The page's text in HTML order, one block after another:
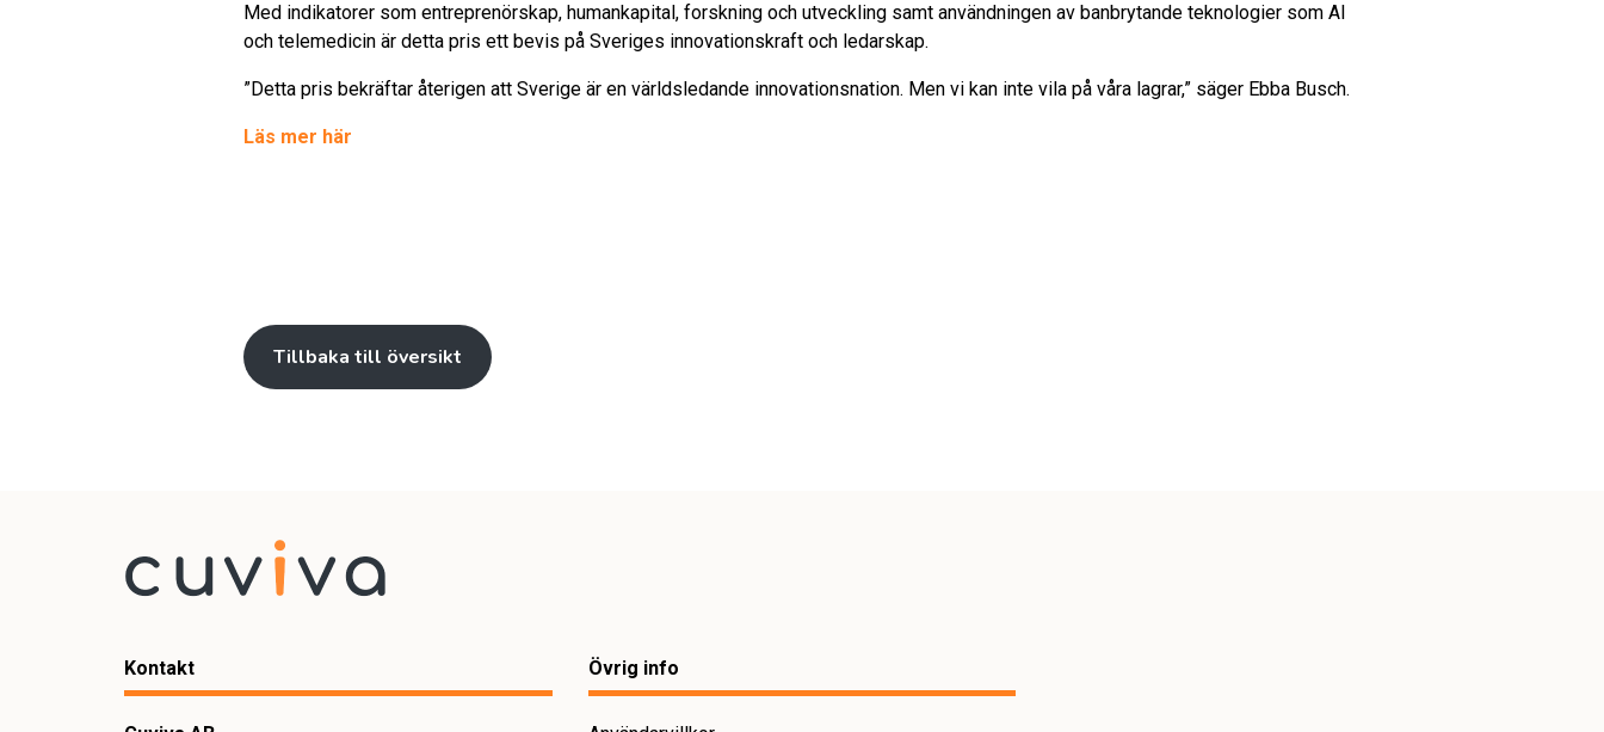
Med indikatorer som entreprenörskap, humankapital, forskning och utveckling samt användningen av banbrytande teknologier som AI
och telemedicin är detta pris ett bevis på Sveriges innovationskraft och ledarskap.
”Detta pris bekräftar återigen att Sverige är en världsledande innovationsnation. Men vi kan inte vila på våra lagrar,” säger Ebba Busch.
Läs mer här
Tillbaka till översikt
Kontakt Övrig info